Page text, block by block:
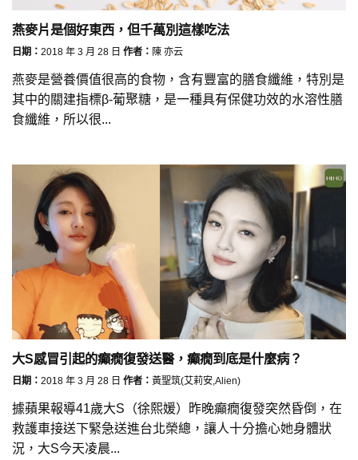
燕麥片是個好東西，但千萬別這樣吃法
日期： 2018 年 3 月 28 日 作者： 陳 亦云
燕麥是營養價值很高的食物，含有豐富的膳食纖維，特別是
其中的關建指標β-葡聚糖，是一種具有保健功效的水溶性膳
食纖維，所以很...
大S感冒引起的癲癇復發送醫，癲癇到底是什麼病？
日期： 2018 年 3 月 28 日 作者： 黃聖筑(艾莉安,Alien)
據蘋果報導41歲大S（徐熙媛）昨晚癲癇復發突然昏倒，在
救護車接送下緊急送進台北榮總，讓人十分擔心她身體狀
況，大S今天凌晨...